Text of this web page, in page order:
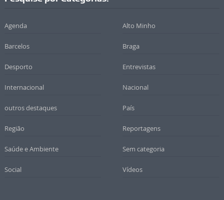
Agenda Alto Minho
Barcelos Braga
Desporto Entrevistas
Internacional Nacional
outros destaques País
Região Reportagens
Saúde e Ambiente Sem categoria
Social Vídeos